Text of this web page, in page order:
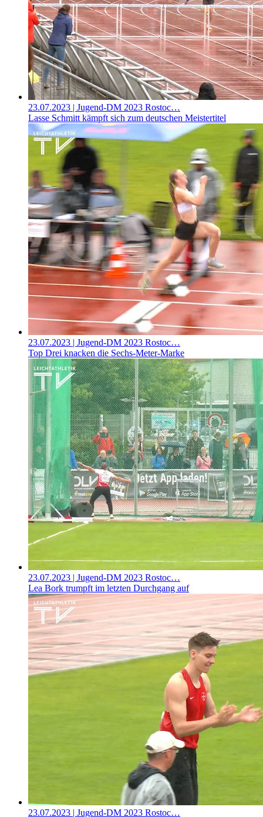
23.07.2023 | Jugend-DM 2023 Rostoc…
Lasse Schmitt kämpft sich zum deutschen Meistertitel
23.07.2023 | Jugend-DM 2023 Rostoc…
Top Drei knacken die Sechs-Meter-Marke
23.07.2023 | Jugend-DM 2023 Rostoc…
Lea Bork trumpft im letzten Durchgang auf
23.07.2023 | Jugend-DM 2023 Rostoc…